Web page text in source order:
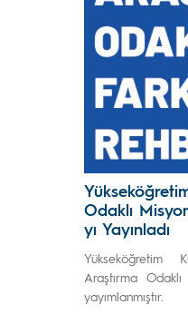
Odaklı
yı Yayınladı
Yükseköğretim
Araştırma
yayımlanmıştır.